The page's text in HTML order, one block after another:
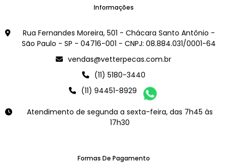
Informações
Rua Fernandes Moreira, 501 - Chácara Santo Antônio -
São Paulo - SP - 04716-001 - CNPJ: 08.884.031/0001-64
vendas@vetterpecas.com.br
(11) 5180-3440
(11) 94451-8929
Atendimento de segunda a sexta-feira, das 7h45 às
17h30
Formas De Pagamento